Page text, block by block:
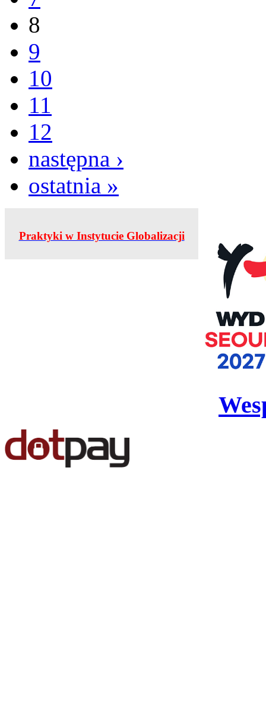
8
9
10
11
12
następna ›
ostatnia »
Praktyki w Instytucie Globalizacji